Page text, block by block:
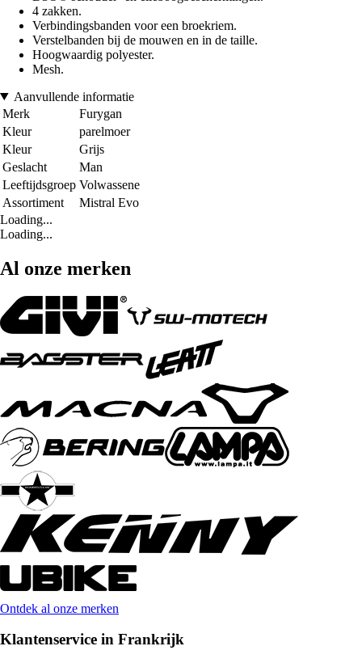
4 zakken.
Verbindingsbanden voor een broekriem.
Verstelbanden bij de mouwen en in de taille.
Hoogwaardig polyester.
Mesh.
Aanvullende informatie
Merk
Furygan
Kleur
parelmoer
Kleur
Grijs
Geslacht
Man
Leeftijdsgroep Volwassene
Assortiment
Mistral Evo
Loading...
Loading...
Al onze merken
Ontdek al onze merken
Klantenservice in Frankrijk